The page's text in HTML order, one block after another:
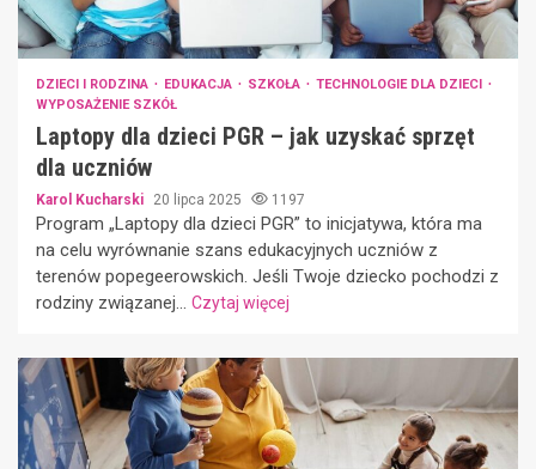
DZIECI I RODZINA EDUKACJA SZKOŁA
TECHNOLOGIE DLA DZIECI
WYPOSAŻENIE SZKÓŁ
Laptopy dla dzieci PGR – jak uzyskać sprzęt
dla uczniów
Karol Kucharski 20 lipca 2025 1197
Program „Laptopy dla dzieci PGR” to inicjatywa, która ma
na celu wyrównanie szans edukacyjnych uczniów z
terenów popegeerowskich. Jeśli Twoje dziecko pochodzi z
rodziny związanej... Czytaj więcej